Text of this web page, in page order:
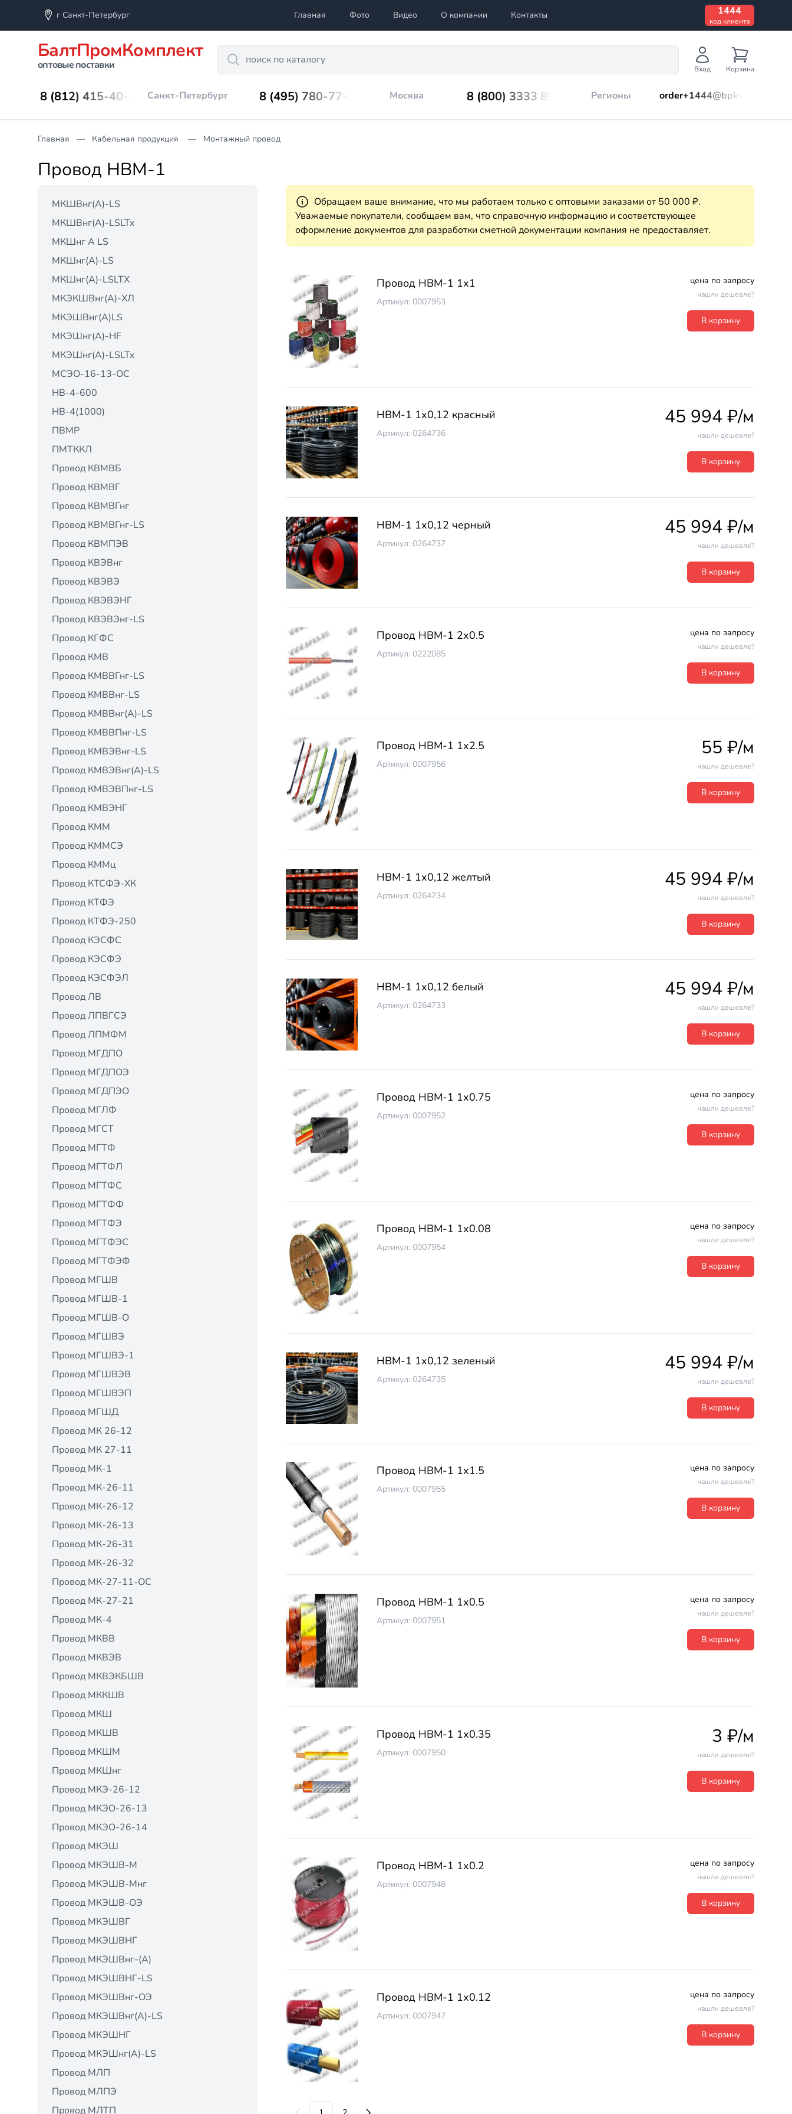
г Санкт-Петербург Главная Фото Видео О компании Контакты 1444
код клиента
БалтПромКомплект
оптовые поставки
Search
Вход Корзина
8 (812) 415-40-45 Санкт-Петербург 8 (495) 780-77-98 Москва 8 (800) 3333 899 Регионы order+1444@bpks.ru
Главная Кабельная продукция Монтажный провод
Провод НВМ-1
МКШВнг(А)-LS
МКШВнг(А)-LSLTx
МКШнг А LS
МКШнг(А)-LS
МКШнг(А)-LSLTX
МКЭКШВнг(А)-ХЛ
МКЭШВнг(А)LS
МКЭШнг(А)-HF
МКЭШнг(А)-LSLTx
МСЭО-16-13-ОС
НВ-4-600
НВ-4(1000)
ПВМР
ПМТККЛ
Провод КВМВБ
Провод КВМВГ
Провод КВМВГнг
Провод КВМВГнг-LS
Провод КВМПЭВ
Провод КВЭВнг
Провод КВЭВЭ
Провод КВЭВЭНГ
Провод КВЭВЭнг-LS
Провод КГФС
Провод КМВ
Провод КМВВГнг-LS
Провод КМВВнг-LS
Провод КМВВнг(А)-LS
Провод КМВВПнг-LS
Провод КМВЭВнг-LS
Провод КМВЭВнг(А)-LS
Провод КМВЭВПнг-LS
Провод КМВЭНГ
Провод КММ
Провод КММСЭ
Провод КММц
Провод КТСФЭ-ХК
Провод КТФЭ
Провод КТФЭ-250
Провод КЭСФС
Провод КЭСФЭ
Провод КЭСФЭЛ
Провод ЛВ
Провод ЛПВГСЭ
Провод ЛПМФМ
Провод МГДПО
Провод МГДПОЭ
Провод МГДПЭО
Провод МГЛФ
Провод МГСТ
Провод МГТФ
Провод МГТФЛ
Провод МГТФС
Провод МГТФФ
Провод МГТФЭ
Провод МГТФЭС
Провод МГТФЭФ
Провод МГШВ
Провод МГШВ-1
Провод МГШВ-О
Провод МГШВЭ
Провод МГШВЭ-1
Провод МГШВЭВ
Провод МГШВЭП
Провод МГШД
Провод МК 26-12
Провод МК 27-11
Провод МК-1
Провод МК-26-11
Провод МК-26-12
Провод МК-26-13
Провод МК-26-31
Провод МК-26-32
Провод МК-27-11-ОС
Провод МК-27-21
Провод МК-4
Провод МКВВ
Провод МКВЭВ
Провод МКВЭКБШВ
Провод МККШВ
Провод МКШ
Провод МКШВ
Провод МКШМ
Провод МКШнг
Провод МКЭ-26-12
Провод МКЭО-26-13
Провод МКЭО-26-14
Провод МКЭШ
Провод МКЭШВ-М
Провод МКЭШВ-Мнг
Провод МКЭШВ-ОЭ
Провод МКЭШВГ
Провод МКЭШВНГ
Провод МКЭШВнг-(А)
Провод МКЭШВНГ-LS
Провод МКЭШВнг-ОЭ
Провод МКЭШВнг(А)-LS
Провод МКЭШНГ
Провод МКЭШнг(А)-LS
Провод МЛП
Провод МЛПЭ
Провод МЛТП
Обращаем ваше внимание, что мы работаем только с оптовыми заказами от 50 000 ₽.
Уважаемые покупатели, сообщаем вам, что справочную информацию и соответствующее
оформление документов для разработки сметной документации компания не предоставляет.
Провод НВМ-1 1х1
Артикул: 0007953
цена по запросу
нашли дешевле?
В корзину
НВМ-1 1х0,12 красный
Артикул: 0264736
45 994 ₽/м
нашли дешевле?
В корзину
НВМ-1 1х0,12 черный
Артикул: 0264737
45 994 ₽/м
нашли дешевле?
В корзину
Провод НВМ-1 2х0.5
Артикул: 0222085
цена по запросу
нашли дешевле?
В корзину
Провод НВМ-1 1х2.5
Артикул: 0007956
55 ₽/м
нашли дешевле?
В корзину
НВМ-1 1х0,12 желтый
Артикул: 0264734
45 994 ₽/м
нашли дешевле?
В корзину
НВМ-1 1х0,12 белый
Артикул: 0264733
45 994 ₽/м
нашли дешевле?
В корзину
Провод НВМ-1 1х0.75
Артикул: 0007952
цена по запросу
нашли дешевле?
В корзину
Провод НВМ-1 1х0.08
Артикул: 0007954
цена по запросу
нашли дешевле?
В корзину
НВМ-1 1х0,12 зеленый
Артикул: 0264735
45 994 ₽/м
нашли дешевле?
В корзину
Провод НВМ-1 1х1.5
Артикул: 0007955
цена по запросу
нашли дешевле?
В корзину
Провод НВМ-1 1х0.5
Артикул: 0007951
цена по запросу
нашли дешевле?
В корзину
Провод НВМ-1 1х0.35
Артикул: 0007950
3 ₽/м
нашли дешевле?
В корзину
Провод НВМ-1 1х0.2
Артикул: 0007948
цена по запросу
нашли дешевле?
В корзину
Провод НВМ-1 1х0.12
Артикул: 0007947
цена по запросу
нашли дешевле?
В корзину